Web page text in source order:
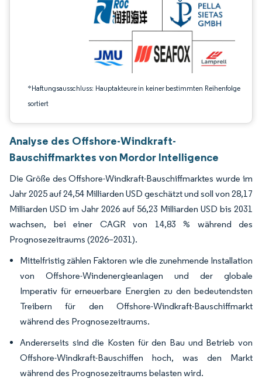
*Haftungsausschluss: Hauptakteure in keiner bestimmten Reihenfolge
sortiert
Analyse des Offshore-Windkraft-
Bauschiffmarktes von Mordor Intelligence
Die Größe des Offshore-Windkraft-Bauschiffmarktes wurde im
Jahr 2025 auf 24,54 Milliarden USD geschätzt und soll von 28,17
Milliarden USD im Jahr 2026 auf 56,23 Milliarden USD bis 2031
wachsen, bei einer CAGR von 14,83 % während des
Prognosezeitraums (2026–2031).
Mittelfristig zählen Faktoren wie die zunehmende Installation
von Offshore-Windenergieanlagen und der globale
Imperativ für erneuerbare Energien zu den bedeutendsten
Treibern für den Offshore-Windkraft-Bauschiffmarkt
während des Prognosezeitraums.
Andererseits sind die Kosten für den Bau und Betrieb von
Offshore-Windkraft-Bauschiffen hoch, was den Markt
während des Prognosezeitraums belasten wird.